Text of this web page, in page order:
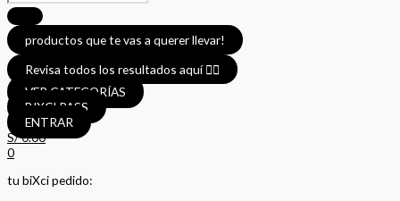
productos que te vas a querer llevar!
Revisa todos los resultados aquí 👈🏼
VER CATEGORÍAS
BIXCI PASS
ENTRAR
S/0.00
0
tu biXci pedido: